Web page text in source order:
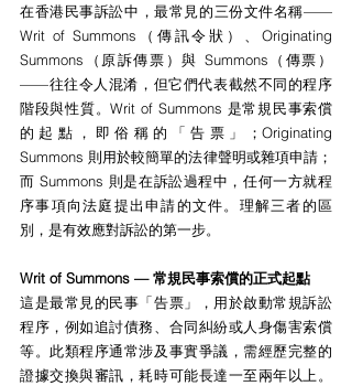
在香港民事訴訟中，最常見的三份文件名稱——
Writ of Summons（傳訊令狀）、Originating
Summons（原訴傳票）與 Summons（傳票）
——往往令人混淆，但它們代表截然不同的程序
階段與性質。Writ of Summons 是常規民事索償
的起點，即俗稱的「告票」；Originating
Summons 則用於較簡單的法律聲明或雜項申請；
而 Summons 則是在訴訟過程中，任何一方就程
序事項向法庭提出申請的文件。理解三者的區
別，是有效應對訴訟的第一步。
Writ of Summons — 常規民事索償的正式起點
這是最常見的民事「告票」，用於啟動常規訴訟
程序，例如追討債務、合同糾紛或人身傷害索償
等。此類程序通常涉及事實爭議，需經歷完整的
證據交換與審訊，耗時可能長達一至兩年以上。